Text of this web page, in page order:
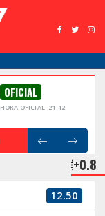
OFICIAL
HORA OFICIAL: 21:12
+0.8
12.50